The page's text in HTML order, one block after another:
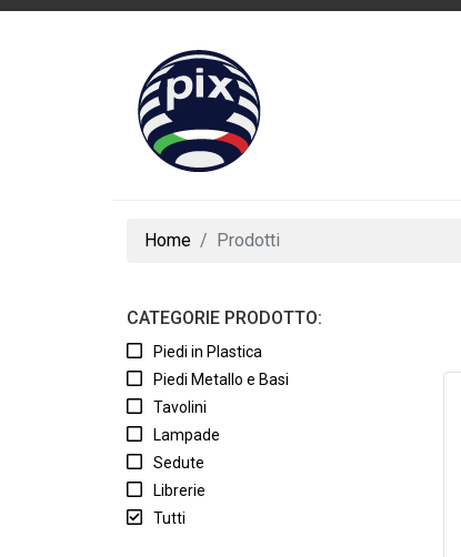
Home Prodotti
CATEGORIE PRODOTTO:
Piedi in Plastica
Piedi Metallo e Basi
Tavolini
Lampade
Sedute
Librerie
Tutti